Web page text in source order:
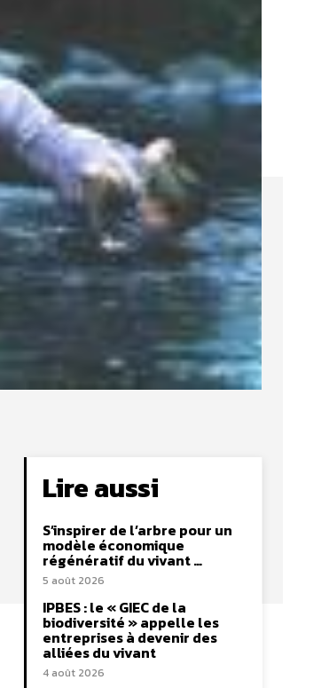
Lire aussi
S’inspirer de l’arbre pour un
modèle économique
régénératif du vivant …
5 août 2026
IPBES : le « GIEC de la
biodiversité » appelle les
entreprises à devenir des
alliées du vivant
4 août 2026